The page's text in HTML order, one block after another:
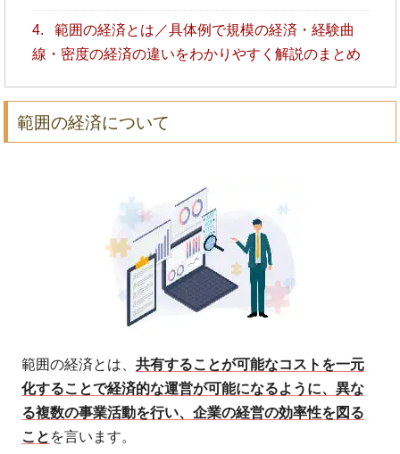
4.
範囲の経済とは／具体例で規模の経済・経験曲
線・密度の経済の違いをわかりやすく解説のまとめ
範囲の経済について
範囲の経済とは、共有することが可能なコストを一元
化することで経済的な運営が可能になるように、異な
る複数の事業活動を行い、企業の経営の効率性を図る
こと を言います。